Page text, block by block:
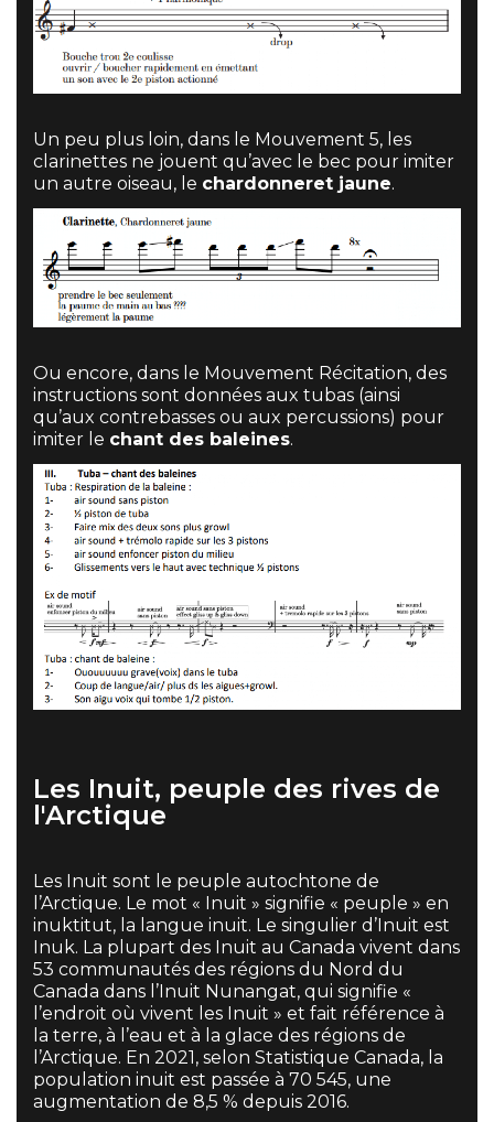
Un peu plus loin, dans le Mouvement 5, les
clarinettes ne jouent qu’avec le bec pour imiter
un autre oiseau, le chardonneret jaune.
Ou encore, dans le Mouvement Récitation, des
instructions sont données aux tubas (ainsi
qu’aux contrebasses ou aux percussions) pour
imiter le chant des baleines.
Les Inuit, peuple des rives de
l'Arctique
Les Inuit sont le peuple autochtone de
l’Arctique. Le mot « Inuit » signifie « peuple » en
inuktitut, la langue inuit. Le singulier d’Inuit est
Inuk. La plupart des Inuit au Canada vivent dans
53 communautés des régions du Nord du
Canada dans l’Inuit Nunangat, qui signifie «
l’endroit où vivent les Inuit » et fait référence à
la terre, à l’eau et à la glace des régions de
l’Arctique. En 2021, selon Statistique Canada, la
population inuit est passée à 70 545, une
augmentation de 8,5 % depuis 2016.